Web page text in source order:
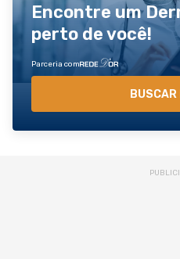
Encontre um
perto de você!
Parceria com
BUSCAR